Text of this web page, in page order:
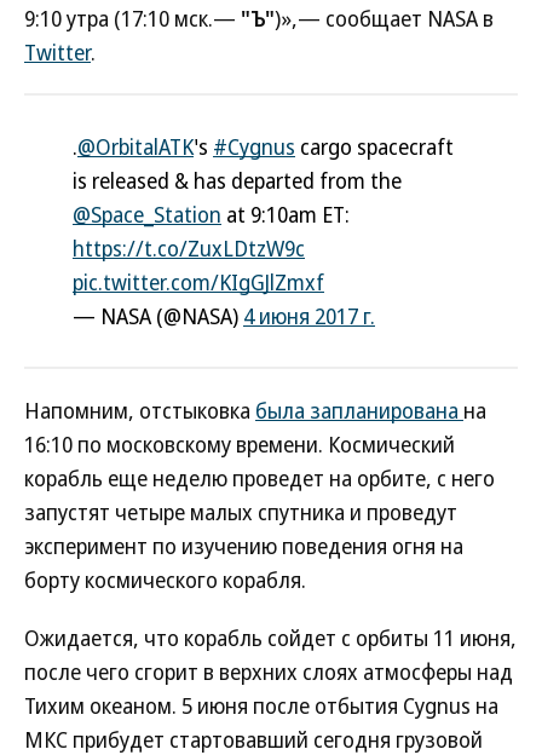
9:10 утра (17:10 мск.— "Ъ")»,— сообщает NASA в
Twitter.
.@OrbitalATK's #Cygnus cargo spacecraft
is released & has departed from the
@Space_Station at 9:10am ET:
https://t.co/ZuxLDtzW9c
pic.twitter.com/KIgGJlZmxf
— NASA (@NASA) 4 июня 2017 г.
Напомним, отстыковка была запланирована на
16:10 по московскому времени. Космический
корабль еще неделю проведет на орбите, с него
запустят четыре малых спутника и проведут
эксперимент по изучению поведения огня на
борту космического корабля.
Ожидается, что корабль сойдет с орбиты 11 июня,
после чего сгорит в верхних слоях атмосферы над
Тихим океаном. 5 июня после отбытия Cygnus на
МКС прибудет стартовавший сегодня грузовой